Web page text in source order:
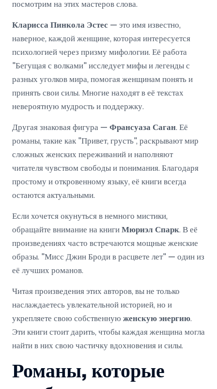
посмотрим на этих мастеров слова.
Кларисса Пинкола Эстес — это имя известно,
наверное, каждой женщине, которая интересуется
психологией через призму мифологии. Её работа
"Бегущая с волками" исследует мифы и легенды с
разных уголков мира, помогая женщинам понять и
принять свои силы. Многие находят в её текстах
невероятную мудрость и поддержку.
Другая знаковая фигура — Франсуаза Саган. Её
романы, такие как "Привет, грусть", раскрывают мир
сложных женских переживаний и наполняют
читателя чувством свободы и понимания. Благодаря
простому и откровенному языку, её книги всегда
остаются актуальными.
Если хочется окунуться в немного мистики,
обращайте внимание на книги Мюриэл Спарк. В её
произведениях часто встречаются мощные женские
образы. "Мисс Джин Броди в расцвете лет" — один из
её лучших романов.
Читая произведения этих авторов, вы не только
наслаждаетесь увлекательной историей, но и
укрепляете свою собственную женскую энергию.
Эти книги стоит дарить, чтобы каждая женщина могла
найти в них свою частичку вдохновения и силы.
Романы, которые